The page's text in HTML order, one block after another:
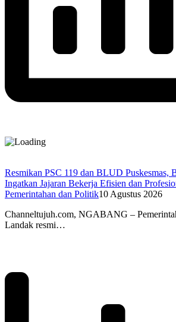
Resmikan PSC 119 dan BLUD Puskesmas,
Ingatkan Jajaran Bekerja Efisien dan
Pemerintahan dan Politik10 Agustus 2026
Channeltujuh.com, NGABANG –
Landak resmi…